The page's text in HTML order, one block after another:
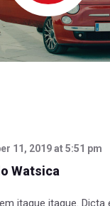
11, 2019at5:51 pm
Watsica
itaque itaque. Dicta